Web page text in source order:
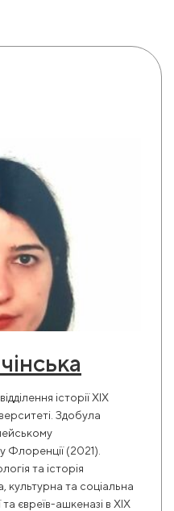
історії ХІХ
Здобула
Флоренції (2021).
та історія
культурна та соціальна
та євреїв-ашкеназі в ХІХ